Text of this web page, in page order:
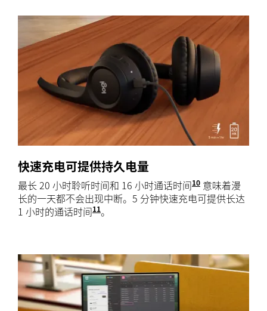
快速充电可提供持久电量
最长 20 小时聆听时间和 16 小时通话时间10 电池寿命依用
意味着漫
长的一天都不会出现中断。5 分钟快速充电可提供长达
1 小时的通话时间11电池寿命依用户及计算条件而异。
。